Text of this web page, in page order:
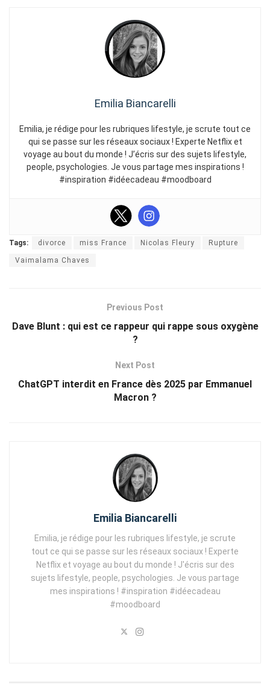
Emilia Biancarelli
Emilia, je rédige pour les rubriques lifestyle, je scrute tout ce
qui se passe sur les réseaux sociaux ! Experte Netflix et
voyage au bout du monde ! J’écris sur des sujets lifestyle,
people, psychologies. Je vous partage mes inspirations !
#inspiration #idéecadeau #moodboard
Tags: divorce miss France Nicolas Fleury Rupture
Vaimalama Chaves
Previous Post
Dave Blunt : qui est ce rappeur qui rappe sous oxygène
?
Next Post
ChatGPT interdit en France dès 2025 par Emmanuel
Macron ?
Emilia Biancarelli
Emilia, je rédige pour les rubriques lifestyle, je scrute
tout ce qui se passe sur les réseaux sociaux ! Experte
Netflix et voyage au bout du monde ! J'écris sur des
sujets lifestyle, people, psychologies. Je vous partage
mes inspirations ! #inspiration #idéecadeau
#moodboard